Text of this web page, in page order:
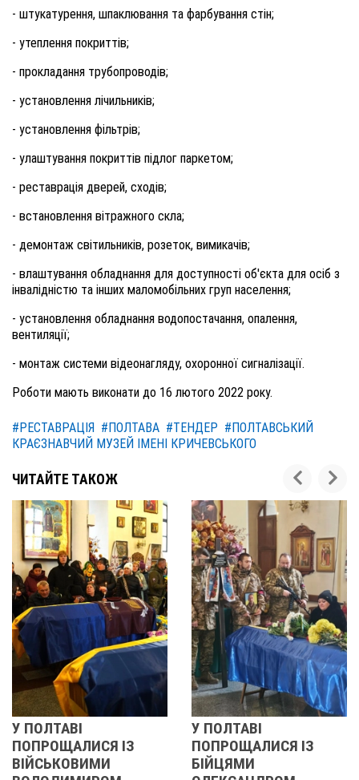
- штукатурення, шпаклювання та фарбування стін;
- утеплення покриттів;
- прокладання трубопроводів;
- установлення лічильників;
- установлення фільтрів;
- улаштування покриттів підлог паркетом;
- реставрація дверей, сходів;
- встановлення вітражного скла;
- демонтаж світильників, розеток, вимикачів;
- влаштування обладнання для доступності об'єкта для осіб з
інвалідністю та інших маломобільних груп населення;
- установлення обладнання водопостачання, опалення,
вентиляції;
- монтаж системи відеонагляду, охоронної сигналізації.
Роботи мають виконати до 16 лютого 2022 року.
#РЕСТАВРАЦІЯ #ПОЛТАВА #ТЕНДЕР #ПОЛТАВСЬКИЙ
КРАЄЗНАВЧИЙ МУЗЕЙ ІМЕНІ КРИЧЕВСЬКОГО
ЧИТАЙТЕ ТАКОЖ
ІЗ
У ПОЛТАВІ
ПОПРОЩАЛИСЯ ІЗ
2013